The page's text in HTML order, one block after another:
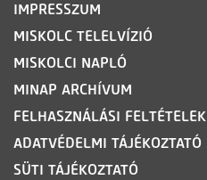
IMPRESSZUM
MISKOLC TELELVÍZIÓ
MISKOLCI NAPLÓ
MINAP ARCHÍVUM
FELHASZNÁLÁSI FELTÉTELEK
ADATVÉDELMI TÁJÉKOZTATÓ
SÜTI TÁJÉKOZTATÓ